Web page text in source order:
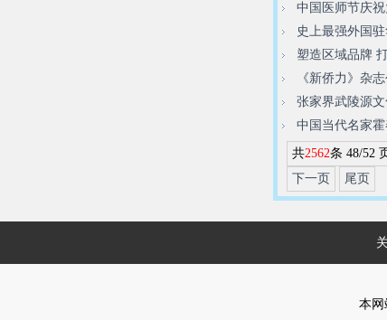
中国医师节庆
史上最强外国
塑造区域品牌
《新侨力》杂
张家界武陵源
中国当代名家
共2562条 48/52
下一页
尾页
本网